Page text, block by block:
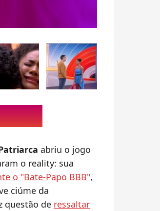
abriu o jogo
o reality: sua
o "Bate-Papo BBB",
ciúme da
questão de ressaltar